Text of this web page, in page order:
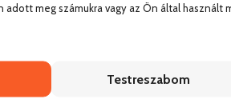
meg számukra vagy az Ön által használt
Testreszabom